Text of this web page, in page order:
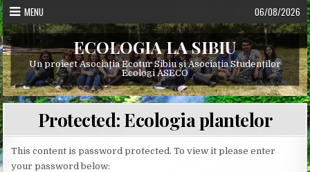
Skip
to
content
MENU 06/08/2026
ECOLOGIA LA SIBIU
Un proiect Asociația Ecotur Sibiu și Asociația Studenților
Ecologi ASECO
Protected: Ecologia plantelor
This content is password protected. To view it please enter
your password below: